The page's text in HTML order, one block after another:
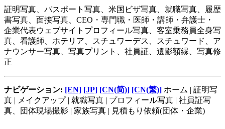
証明写真、パスポート写真、米国ビザ写真、就職写真、履歴
書写真、面接写真、CEO・専門職・医師・講師・弁護士・
企業代表ウェブサイトプロフィール写真、客室乗務員全身写
真、看護師、ホテリア、スチュワーデス、スチュワード、ア
ナウンサー写真、写真プリント、社員証、遺影額縁、写真修
正
ナビゲーション: [EN] [JP] [CN(简)] [CN(繁)] ホーム | 証明写
真 | メイクアップ | 就職写真 | プロフィール写真 | 社員証写
真、団体現場撮影 | 家族写真 | 見積もり依頼(団体・企業)